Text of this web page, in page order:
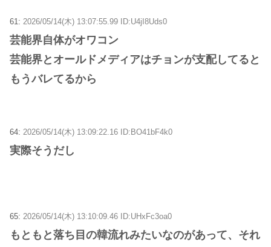
61: 2026/05/14(木) 13:07:55.99 ID:U4jI8Uds0
芸能界自体がオワコン
芸能界とオールドメディアはチョンが支配してると
もうバレてるから
64: 2026/05/14(木) 13:09:22.16 ID:BO41bF4k0
実際そうだし
65: 2026/05/14(木) 13:10:09.46 ID:UHxFc3oa0
もともと落ち目の韓流れみたいなのがあって、それ